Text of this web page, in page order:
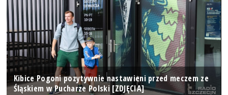
Kibice Pogoni pozytywnie nastawieni przed meczem ze
Śląskiem w Pucharze Polski [ZDJĘCIA]